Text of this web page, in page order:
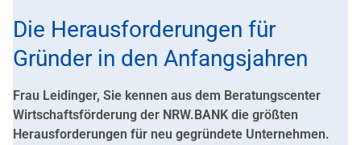
Die Herausforderungen für
Gründer in den Anfangsjahren
Frau Leidinger, Sie kennen aus dem Beratungscenter
Wirtschaftsförderung der NRW.BANK die größten
Herausforderungen für neu gegründete Unternehmen.